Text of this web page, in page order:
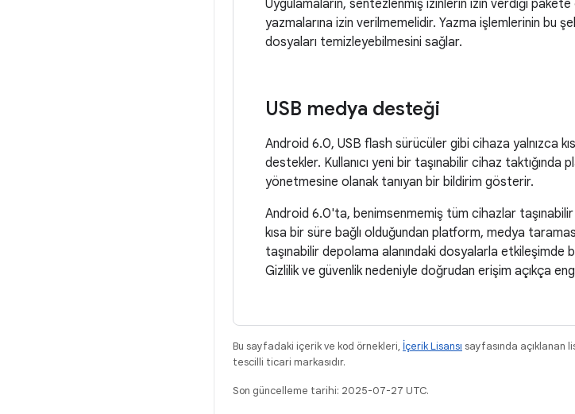
Uygulamaların, sentezlenmiş izinlerin izin verdiği
yazmalarına izin verilmemelidir. Yazma işlemlerinin bu
dosyaları temizleyebilmesini sağlar.
USB medya desteği
Android 6.0, USB flash sürücüler gibi cihaza yalnızca
destekler. Kullanıcı yeni bir taşınabilir cihaz
yönetmesine olanak tanıyan bir bildirim gösterir.
Android 6.0'ta, benimsenmemiş tüm cihazlar taşınabilir
kısa bir süre bağlı olduğundan platform, medya
taşınabilir depolama alanındaki dosyalarla etkileşimde
Gizlilik ve güvenlik nedeniyle doğrudan erişim açıkça
Bu sayfadaki içerik ve kod örnekleri, İçerik Lisansı sayfasında açıklanan
tescilli ticari markasıdır.
Son güncelleme tarihi: 2025-07-27 UTC.